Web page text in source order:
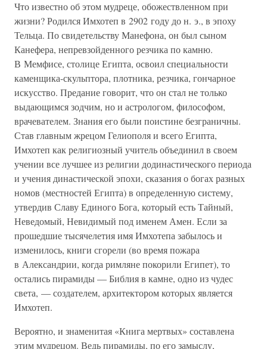
Что известно об этом мудреце, обожествленном при
жизни? Родился Имхотеп в 2902 году до н. э., в эпоху
Тельца. По свидетельству Манефона, он был сыном
Канефера, непревзойденного резчика по камню.
В Мемфисе, столице Египта, освоил специальности
каменщика-скульптора, плотника, резчика, гончарное
искусство. Предание говорит, что он стал не только
выдающимся зодчим, но и астрологом, философом,
врачевателем. Знания его были поистине безграничны.
Став главным жрецом Гелиополя и всего Египта,
Имхотеп как религиозный учитель объединил в своем
учении все лучшее из религии додинастического периода
и учения династической эпохи, сказания о богах разных
номов (местностей Египта) в определенную систему,
утвердив Славу Единого Бога, который есть Тайный,
Неведомый, Невидимый под именем Амен. Если за
прошедшие тысячелетия имя Имхотепа забылось и
изменилось, книги сгорели (во время пожара
в Александрии, когда римляне покорили Египет), то
остались пирамиды — Библия в камне, одно из чудес
света, — создателем, архитектором которых является
Имхотеп.
Вероятно, и знаменитая «Книга мертвых» составлена
этим мудрецом. Ведь пирамиды, по его замыслу,